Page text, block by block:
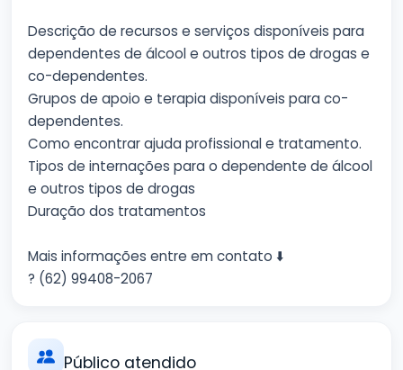
Descrição de recursos e serviços disponíveis para
dependentes de álcool e outros tipos de drogas e
co-dependentes.
Grupos de apoio e terapia disponíveis para co-
dependentes.
Como encontrar ajuda profissional e tratamento.
Tipos de internações para o dependente de álcool
e outros tipos de drogas
Duração dos tratamentos
Mais informações entre em contato ⬇️
? (62) 99408-2067
Público atendido